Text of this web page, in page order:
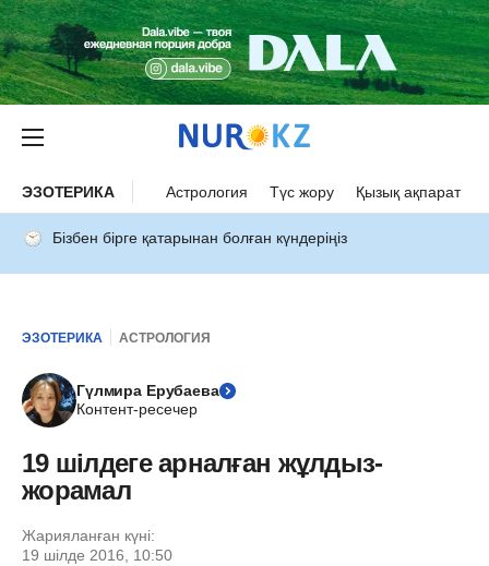
ЭЗОТЕРИКА Астрология Түс жору Қызық ақпарат
Бізбен бірге қатарынан болған күндеріңіз
ЭЗОТЕРИКА АСТРОЛОГИЯ
Гүлмира Ерубаева
Контент-ресечер
19 шілдеге арналған жұлдыз-
жорамал
Жарияланған күні:
19 шілде 2016, 10:50